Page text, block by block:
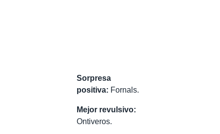
Sorpresa
positiva: Fornals.
Mejor revulsivo:
Ontiveros.